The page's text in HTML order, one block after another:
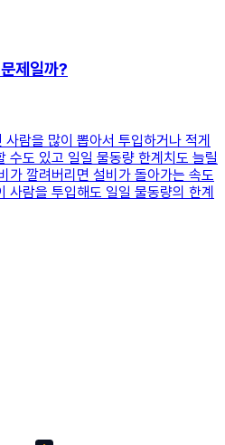
제일까?
람을 많이 뽑아서 투입하거나 적게
수도 있고 일일 물동량 한계치도 늘릴
가 깔려버리면 설비가 돌아가는 속도
사람을 투입해도 일일 물동량의 한계